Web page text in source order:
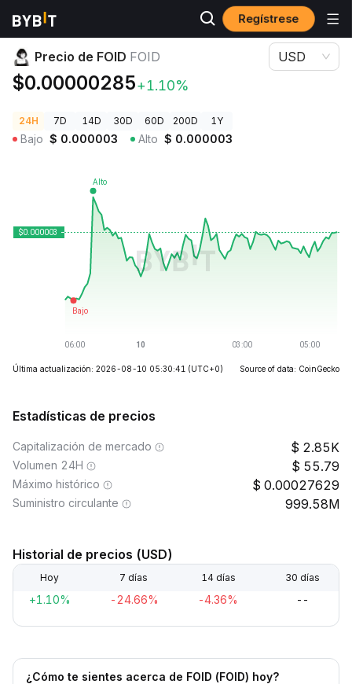
Regístrese
Precios de Criptomonedas Precio de FOID FOID
Precio de FOID FOID
$0.00000285+1.10%
USD
24H 7D 14D 30D 60D 200D 1Y
Bajo $ 0.000003 Alto $ 0.000003
Última actualización: 2026-08-10 05:30:41 (UTC+0) Source of data: CoinGecko
Estadísticas de precios
Capitalización de mercado 2.85K
Volumen 24H 55.79
Máximo histórico 0.00027629
Suministro circulante 999.58M
Historial de precios (USD)
Hoy 7 días 14 días 30 días
+1.10% -24.66% -4.36% --
¿Cómo te sientes acerca de FOID (FOID) hoy?